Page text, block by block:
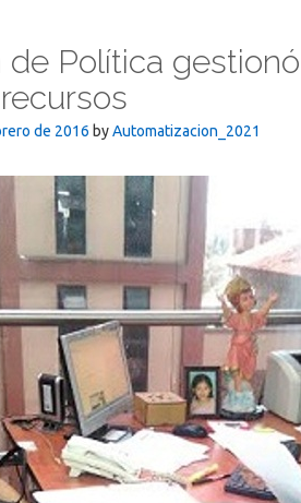
de Política
de 2016 byAutomatizacion_2021